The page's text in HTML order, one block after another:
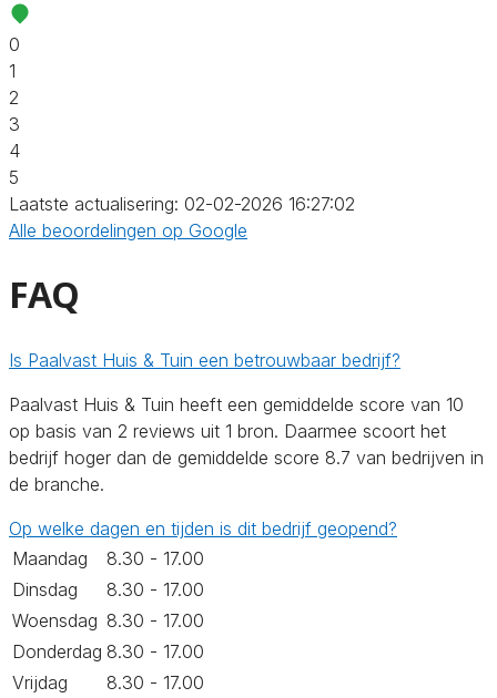
0
1
2
3
4
5
Laatste actualisering: 02-02-2026 16:27:02
Alle beoordelingen op Google
FAQ
Is Paalvast Huis & Tuin een betrouwbaar bedrijf?
Paalvast Huis & Tuin heeft een gemiddelde score van 10
op basis van 2 reviews uit 1 bron. Daarmee scoort het
bedrijf hoger dan de gemiddelde score 8.7 van bedrijven in
de branche.
Op welke dagen en tijden is dit bedrijf geopend?
Maandag
8.30 - 17.00
Dinsdag
8.30 - 17.00
Woensdag 8.30 - 17.00
Donderdag 8.30 - 17.00
Vrijdag
8.30 - 17.00